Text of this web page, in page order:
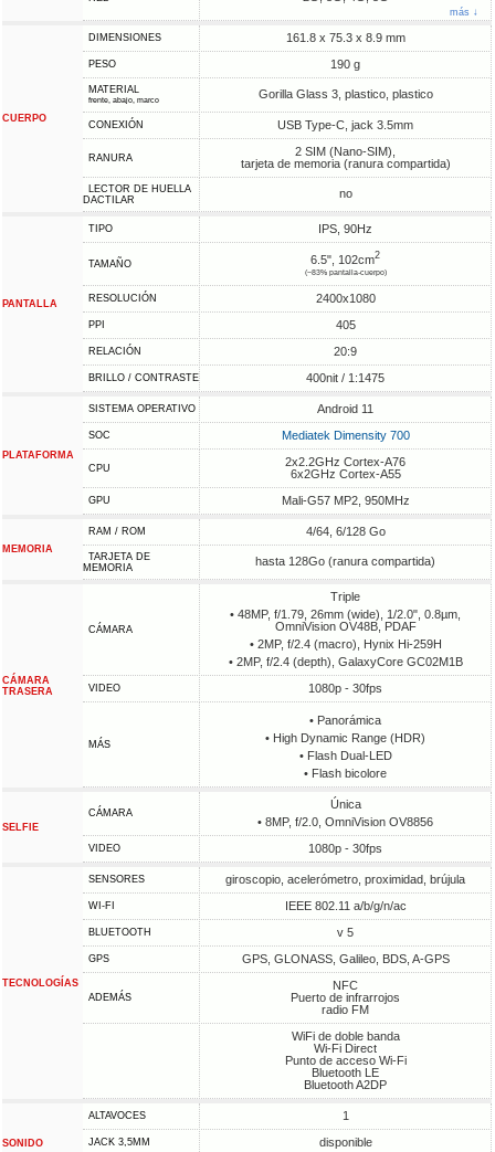
más ↓
CUERPO
DIMENSIONES 161.8 x 75.3 x 8.9 mm
PESO 190 g
MATERIAL
frente, abajo, marco Gorilla Glass 3, plastico, plastico
CONEXIÓN USB Type-C, jack 3.5mm
RANURA
2 SIM (Nano-SIM),
tarjeta de memoria (ranura compartida)
LECTOR DE HUELLA
DACTILAR
no
PANTALLA
TIPO IPS, 90Hz
TAMAÑO 6.5", 102cm2
(~83% pantalla-cuerpo)
RESOLUCIÓN 2400x1080
PPI 405
RELACIÓN 20:9
BRILLO / CONTRASTE 400nit / 1:1475
PLATAFORMA
SISTEMA OPERATIVO Android 11
SOC Mediatek Dimensity 700
CPU
2x2.2GHz Cortex-A76
6x2GHz Cortex-A55
GPU Mali-G57 MP2, 950MHz
MEMORIA
RAM / ROM 4/64, 6/128 Go
TARJETA DE
MEMORIA
hasta 128Go (ranura compartida)
CÁMARA
TRASERA
CÁMARA
Triple
• 48MP, f/1.79, 26mm (wide), 1/2.0", 0.8µm,
OmniVision OV48B, PDAF
• 2MP, f/2.4 (macro), Hynix Hi-259H
• 2MP, f/2.4 (depth), GalaxyCore GC02M1B
VIDEO 1080p - 30fps
MÁS
• Panorámica
• High Dynamic Range (HDR)
• Flash Dual-LED
• Flash bicolore
SELFIE
CÁMARA
Única
• 8MP, f/2.0, OmniVision OV8856
VIDEO 1080p - 30fps
TECNOLOGÍAS
SENSORES giroscopio, acelerómetro, proximidad, brújula
WI-FI IEEE 802.11 a/b/g/n/ac
BLUETOOTH v 5
GPS GPS, GLONASS, Galileo, BDS, A-GPS
ADEMÁS
NFC
Puerto de infrarrojos
radio FM
WiFi de doble banda
Wi-Fi Direct
Punto de acceso Wi-Fi
Bluetooth LE
Bluetooth A2DP
SONIDO
ALTAVOCES 1
JACK 3,5MM disponible